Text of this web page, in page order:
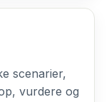
scenarier,
vurdere og